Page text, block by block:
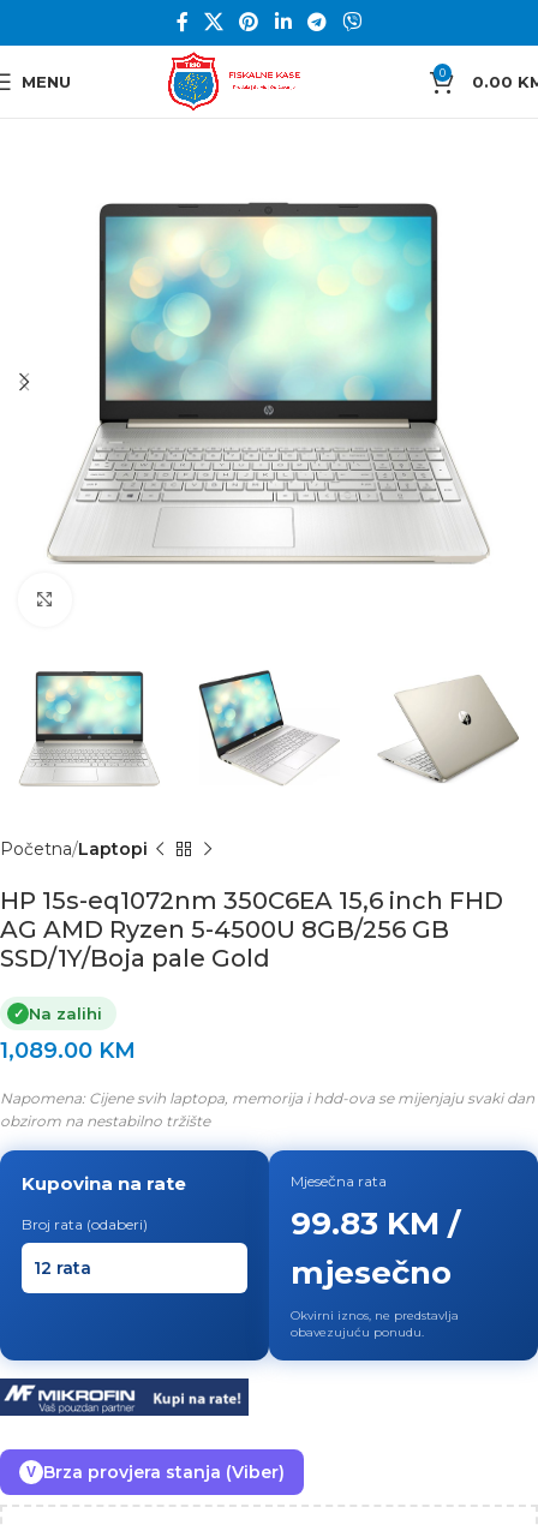
MENU 0 0.00
Početna Laptopi
HP 15s-eq1072nm 350C6EA 15,6 inch FHD
AG AMD Ryzen 5-4500U 8GB/256 GB
SSD/1Y/Boja pale Gold
✓ Na zalihi
1,089.00 KM
Napomena: Cijene svih laptopa, memorija i hdd-ova se mijenjaju svaki dan
obzirom na nestabilno tržište
Kupovina na rate
Broj rata (odaberi)
Mjesečna rata
99.83 KM /
mjesečno
Okvirni iznos, ne predstavlja
obavezujuću ponudu.
V Brza provjera stanja (Viber)